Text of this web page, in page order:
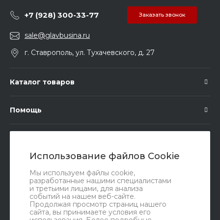
Использование файлов Cookie
Мы используем файлы cookie,
разработанные нашими специалистами
и третьими лицами, для анализа
событий на нашем веб-сайте.
Продолжая просмотр страниц нашего
сайта, вы принимаете условия его
+7 (928) 300-33-77 Заказать звонок
sale@glavbusina.ru
г. Ставрополь, ул. Тухачевского, д. 27
Каталог товаров
Помощь